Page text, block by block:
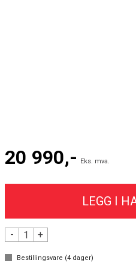
20 990,- Eks. mva.
- +
Bestillingsvare (4dager)